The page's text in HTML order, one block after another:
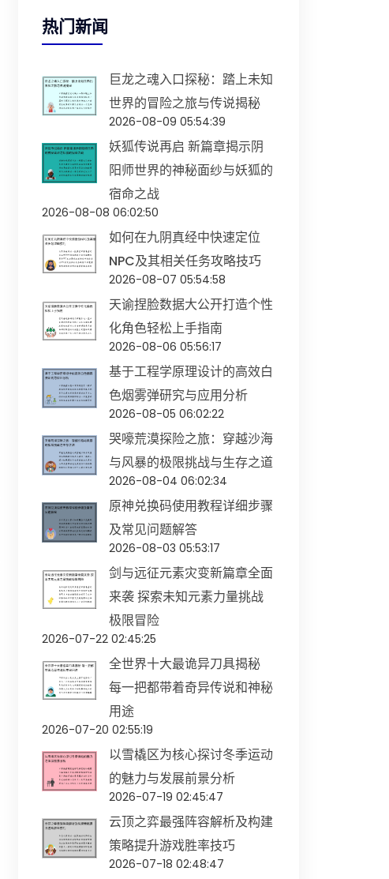
热门新闻
巨龙之魂入口探秘：踏上未知
世界的冒险之旅与传说揭秘
2026-08-09 05:54:39
妖狐传说再启 新篇章揭示阴
阳师世界的神秘面纱与妖狐的
宿命之战
2026-08-08 06:02:50
如何在九阴真经中快速定位
NPC及其相关任务攻略技巧
2026-08-07 05:54:58
天谕捏脸数据大公开打造个性
化角色轻松上手指南
2026-08-06 05:56:17
基于工程学原理设计的高效白
色烟雾弹研究与应用分析
2026-08-05 06:02:22
哭嚎荒漠探险之旅：穿越沙海
与风暴的极限挑战与生存之道
2026-08-04 06:02:34
原神兑换码使用教程详细步骤
及常见问题解答
2026-08-03 05:53:17
剑与远征元素灾变新篇章全面
来袭 探索未知元素力量挑战
极限冒险
2026-07-22 02:45:25
全世界十大最诡异刀具揭秘
每一把都带着奇异传说和神秘
用途
2026-07-20 02:55:19
以雪橇区为核心探讨冬季运动
的魅力与发展前景分析
2026-07-19 02:45:47
云顶之弈最强阵容解析及构建
策略提升游戏胜率技巧
2026-07-18 02:48:47